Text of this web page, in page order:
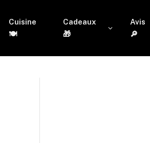
Cuisine
🍽
Cadeaux
🎁
Avis
🔎